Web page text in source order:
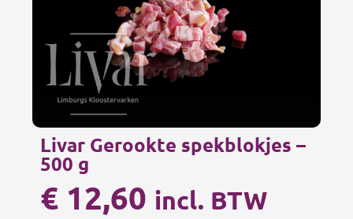
Livar Gerookte spekblokjes –
500 g
€ 12,60 incl. BTW